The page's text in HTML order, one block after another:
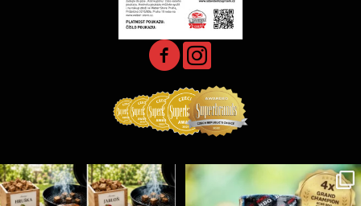
Udící špalíky - BORN TO SMOKE - různé druhy k...
5 0
Koření Suncity – autentická BBQ chuť u vás doma!...
1 0